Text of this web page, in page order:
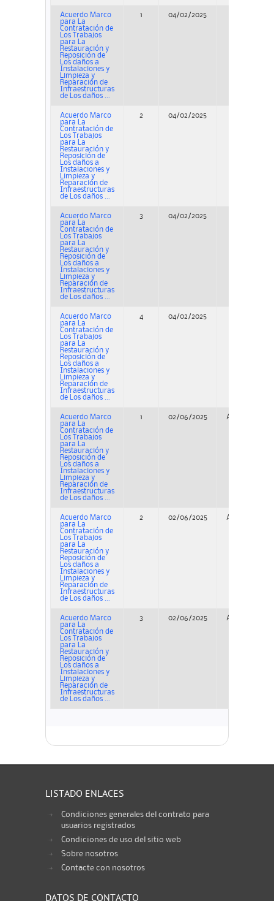
Acuerdo Marco
para La
Contratación de
Los Trabajos
para La
Restauración y
Reposición de
Los daños a
Instalaciones y
Limpieza y
Reparación de
Infraestructuras
de Los daños ...
1 04/02/2025
Acuerdo Marco
para La
Contratación de
Los Trabajos
para La
Restauración y
Reposición de
Los daños a
Instalaciones y
Limpieza y
Reparación de
Infraestructuras
de Los daños ...
2 04/02/2025
Acuerdo Marco
para La
Contratación de
Los Trabajos
para La
Restauración y
Reposición de
Los daños a
Instalaciones y
Limpieza y
Reparación de
Infraestructuras
de Los daños ...
3 04/02/2025
Acuerdo Marco
para La
Contratación de
Los Trabajos
para La
Restauración y
Reposición de
Los daños a
Instalaciones y
Limpieza y
Reparación de
Infraestructuras
de Los daños ...
4 04/02/2025
Acuerdo Marco
para La
Contratación de
Los Trabajos
para La
Restauración y
Reposición de
Los daños a
Instalaciones y
Limpieza y
Reparación de
Infraestructuras
de Los daños ...
1 02/06/2025 Adjudicación
Acuerdo Marco
para La
Contratación de
Los Trabajos
para La
Restauración y
Reposición de
Los daños a
Instalaciones y
Limpieza y
Reparación de
Infraestructuras
de Los daños ...
2 02/06/2025 Adjudicación
Acuerdo Marco
para La
Contratación de
Los Trabajos
para La
Restauración y
Reposición de
Los daños a
Instalaciones y
Limpieza y
Reparación de
Infraestructuras
de Los daños ...
3 02/06/2025 Adjudicación
LISTADO ENLACES
Condiciones generales del contrato para
usuarios registrados
Condiciones de uso del sitio web
Sobre nosotros
Contacte con nosotros